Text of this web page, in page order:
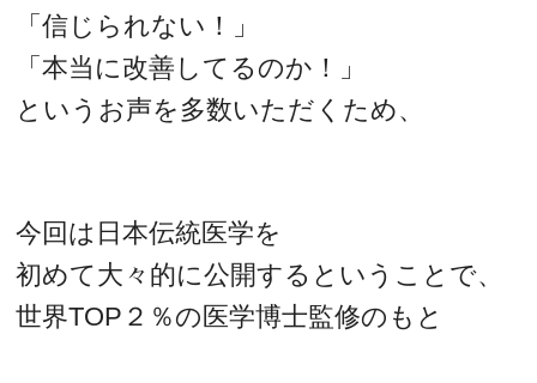
「信じられない！」
「本当に改善してるのか！」
というお声を多数いただくため、
今回は日本伝統医学を
初めて大々的に公開するということで、
世界TOP２％の医学博士監修のもと